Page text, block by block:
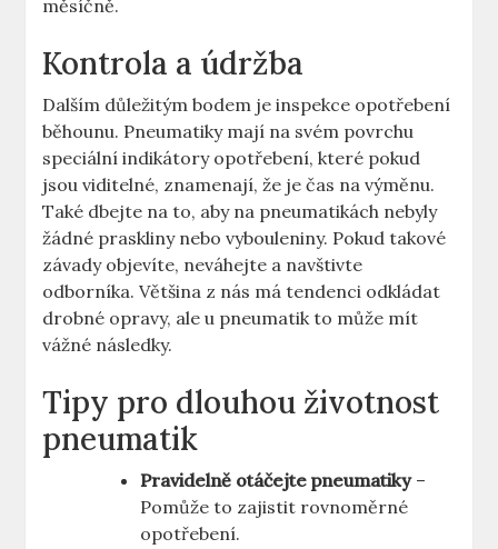
měsíčně.
Kontrola a údržba
Dalším důležitým bodem je inspekce opotřebení
běhounu. Pneumatiky mají na svém povrchu
speciální indikátory opotřebení, které pokud
jsou viditelné, znamenají, že je čas na výměnu.
Také dbejte na to, aby na pneumatikách nebyly
žádné praskliny nebo vybouleniny. Pokud takové
závady objevíte, neváhejte a navštivte
odborníka. Většina z nás má tendenci odkládat
drobné opravy, ale u pneumatik to může mít
vážné následky.
Tipy pro dlouhou životnost
pneumatik
Pravidelně otáčejte pneumatiky–
Pomůže to zajistit rovnoměrné
opotřebení.